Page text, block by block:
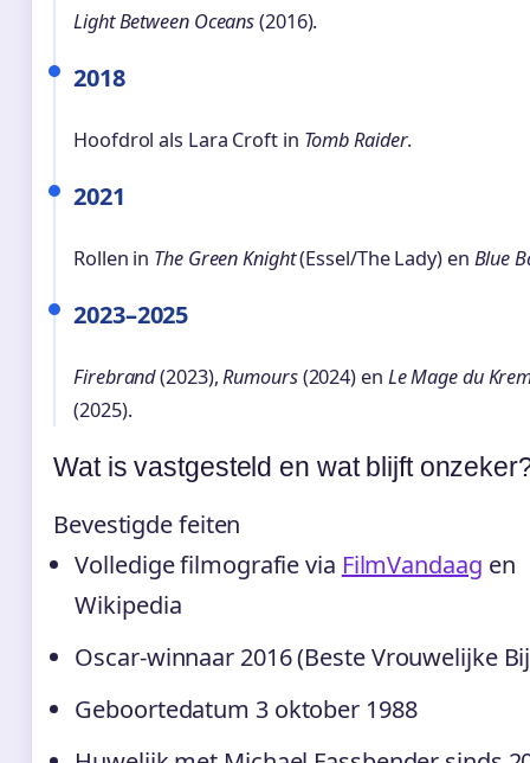
Light Between Oceans(2016).
2018
Hoofdrol als Lara Croft in Tomb Raider.
2021
Rollen in The Green Knight(Essel/The Lady) en Blue
2023–2025
Firebrand(2023),Rumours(2024) en Le Mage du
(2025).
Wat is vastgesteld en wat blijft
Bevestigde feiten
Volledige filmografie via FilmVandaag en
Wikipedia
Oscar-winnaar 2016 (Beste Vrouwelijke
Geboortedatum 3 oktober 1988